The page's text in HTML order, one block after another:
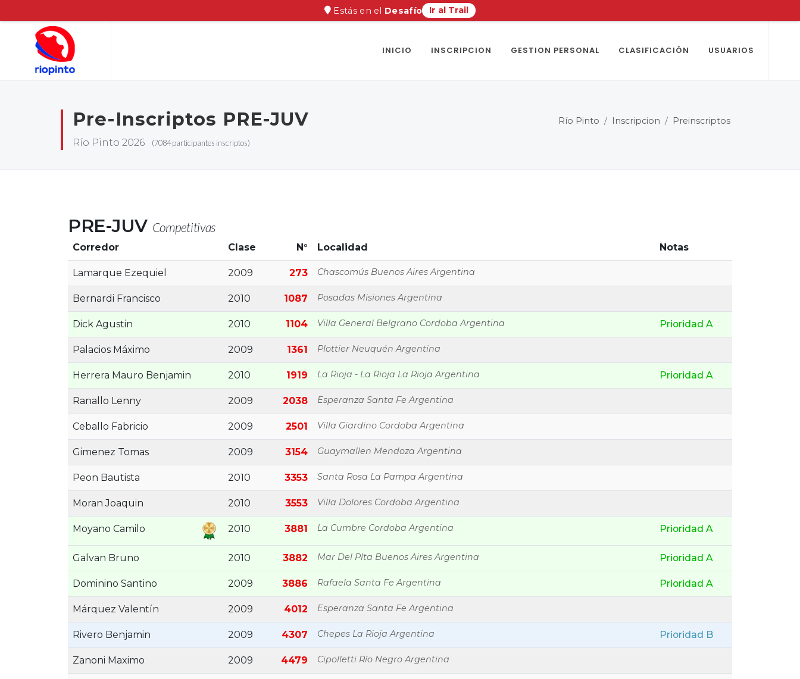
Estás en el Desafío Ir al Trail
INICIO INSCRIPCION GESTION PERSONAL CLASIFICACIÓN USUARIOS
Pre-Inscriptos PRE-JUV
Río Pinto 2026 (7084 participantes inscriptos)
Río Pinto Inscripcion Preinscriptos
PRE-JUV Competitivas
Corredor Clase N° Localidad Notas
Lamarque Ezequiel 2009 273 Chascomús Buenos Aires Argentina
Bernardi Francisco 2010 1087 Posadas Misiones Argentina
Dick Agustin 2010 1104 Villa General Belgrano Cordoba Argentina Prioridad A
Palacios Máximo 2009 1361 Plottier Neuquén Argentina
Herrera Mauro Benjamin 2010 1919 La Rioja - La Rioja La Rioja Argentina Prioridad A
Ranallo Lenny 2009 2038 Esperanza Santa Fe Argentina
Ceballo Fabricio 2009 2501 Villa Giardino Cordoba Argentina
Gimenez Tomas 2009 3154 Guaymallen Mendoza Argentina
Peon Bautista 2010 3353 Santa Rosa La Pampa Argentina
Moran Joaquin 2010 3553 Villa Dolores Cordoba Argentina
Moyano Camilo 2010 3881 La Cumbre Cordoba Argentina Prioridad A
Galvan Bruno 2010 3882 Mar Del Plta Buenos Aires Argentina Prioridad A
Dominino Santino 2009 3886 Rafaela Santa Fe Argentina Prioridad A
Márquez Valentín 2009 4012 Esperanza Santa Fe Argentina
Rivero Benjamin 2009 4307 Chepes La Rioja Argentina Prioridad B
Zanoni Maximo 2009 4479 Cipolletti Río Negro Argentina